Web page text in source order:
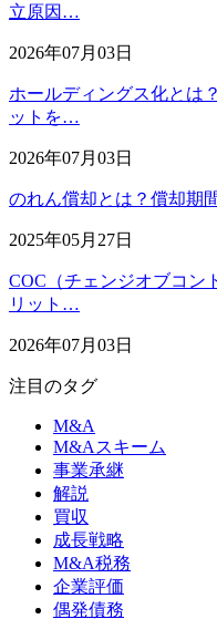
立原因…
2026年07月03日
ホールディングス化とは
ットを…
2026年07月03日
のれん償却とは？償却期
2025年05月27日
COC（チェンジオブコン
リット…
2026年07月03日
注目のタグ
M&A
M&Aスキーム
事業承継
解説
買収
成長戦略
M&A税務
企業評価
偶発債務